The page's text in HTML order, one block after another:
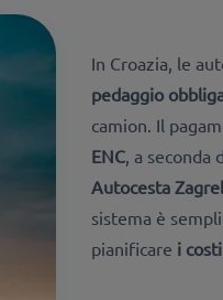
In Croazia, le
pedaggio
camion. Il
ENC, a seconda
Autocesta
sistema è
pianificare i